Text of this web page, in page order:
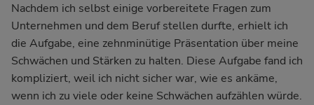
Nachdem ich selbst einige vorbereitete Fragen zum
Unternehmen und dem Beruf stellen durfte, erhielt ich
die Aufgabe, eine zehnminütige Präsentation über meine
Schwächen und Stärken zu halten. Diese Aufgabe fand ich
kompliziert, weil ich nicht sicher war, wie es ankäme,
wenn ich zu viele oder keine Schwächen aufzählen würde.